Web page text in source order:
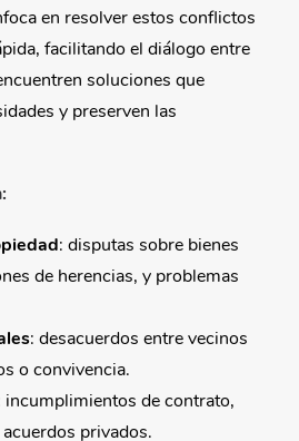
en resolver estos conflictos
facilitando el diálogo entre
soluciones que
y preserven las
: disputas sobre bienes
de herencias, y problemas
: desacuerdos entre vecinos
o convivencia.
incumplimientos de contrato,
privados.